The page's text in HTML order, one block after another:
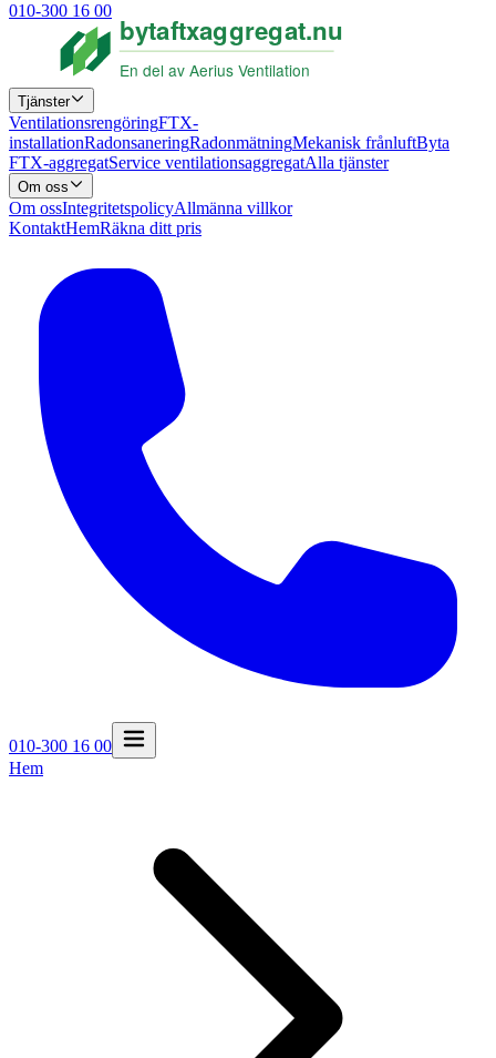
010-300 16 00
Tjänster
VentilationsrengöringFTX-
installationRadonsaneringRadonmätningMekanisk frånluftByta
FTX-aggregatService ventilationsaggregatAlla tjänster
Om oss
Om ossIntegritetspolicyAllmänna villkor
KontaktHemRäkna ditt pris
010-300 16 00
Hem